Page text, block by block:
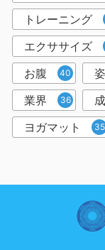
トレーニング
エクササイズ
お腹 40
業界 36
ヨガマット 35